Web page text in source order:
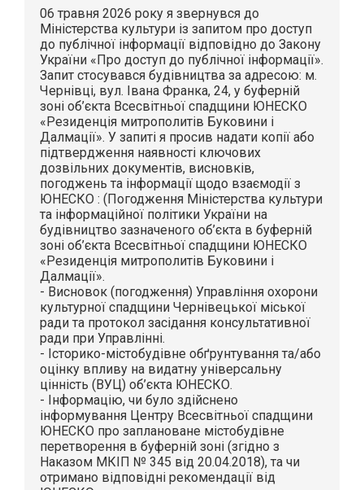
06 травня 2026 року я звернувся до
Міністерства культури із запитом про доступ
до публічної інформації відповідно до Закону
України «Про доступ до публічної інформації».
Запит стосувався будівництва за адресою: м.
Чернівці, вул. Івана Франка, 24, у буферній
зоні об’єкта Всесвітньої спадщини ЮНЕСКО
«Резиденція митрополитів Буковини і
Далмації». У запиті я просив надати копії або
підтвердження наявності ключових
дозвільних документів, висновків,
погоджень та інформації щодо взаємодії з
ЮНЕСКО : (Погодження Міністерства культури
та інформаційної політики України на
будівництво зазначеного об’єкта в буферній
зоні об’єкта Всесвітньої спадщини ЮНЕСКО
«Резиденція митрополитів Буковини і
Далмації».
- Висновок (погодження) Управління охорони
культурної спадщини Чернівецької міської
ради та протокол засідання консультативної
ради при Управлінні.
- Історико-містобудівне обґрунтування та/або
оцінку впливу на видатну універсальну
цінність (ВУЦ) об’єкта ЮНЕСКО.
- Інформацію, чи було здійснено
інформування Центру Всесвітньої спадщини
ЮНЕСКО про заплановане містобудівне
перетворення в буферній зоні (згідно з
Наказом МКІП № 345 від 20.04.2018), та чи
отримано відповідні рекомендації від